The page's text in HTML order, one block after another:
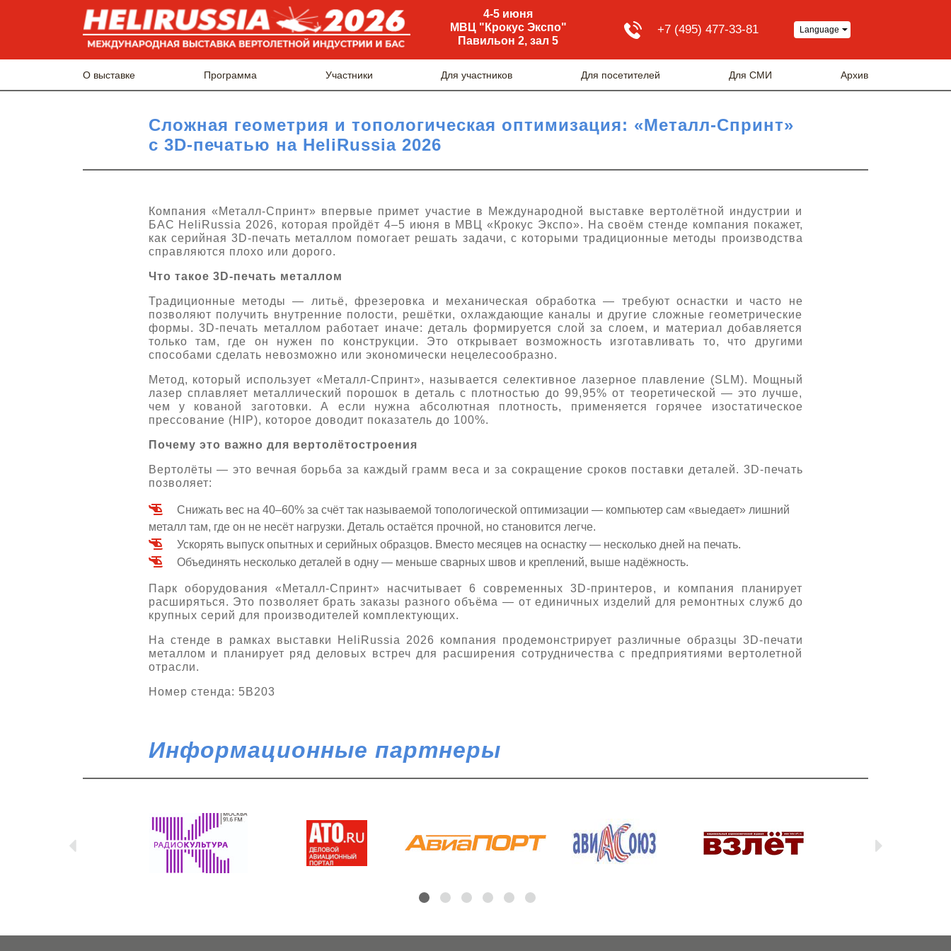
4-5 июня
МВЦ "Крокус Экспо"
Павильон 2, зал 5
+7 (495) 477-33-81 Language
О выставке Программа Участники Для участников Для посетителей Для СМИ Архив
Сложная геометрия и топологическая оптимизация: «Металл-Спринт»
с 3D-печатью на HeliRussia 2026
Компания «Металл-Спринт» впервые примет участие в Международной выставке вертолётной индустрии и
БАС HeliRussia 2026, которая пройдёт 4–5 июня в МВЦ «Крокус Экспо». На своём стенде компания покажет,
как серийная 3D-печать металлом помогает решать задачи, с которыми традиционные методы производства
справляются плохо или дорого.
Что такое 3 D-печать металлом
Традиционные методы — литьё, фрезеровка и механическая обработка — требуют оснастки и часто не
позволяют получить внутренние полости, решётки, охлаждающие каналы и другие сложные геометрические
формы. 3D-печать металлом работает иначе: деталь формируется слой за слоем, и материал добавляется
только там, где он нужен по конструкции. Это открывает возможность изготавливать то, что другими
способами сделать невозможно или экономически нецелесообразно.
Метод, который использует «Металл-Спринт», называется селективное лазерное плавление (SLM). Мощный
лазер сплавляет металлический порошок в деталь с плотностью до 99,95% от теоретической — это лучше,
чем у кованой заготовки. А если нужна абсолютная плотность, применяется горячее изостатическое
прессование (HIP), которое доводит показатель до 100%.
Почему это важно для вертолётостроения
Вертолёты — это вечная борьба за каждый грамм веса и за сокращение сроков поставки деталей. 3D-печать
позволяет:
Снижать вес на 40–60% за счёт так называемой топологической оптимизации — компьютер сам «выедает» лишний
металл там, где он не несёт нагрузки. Деталь остаётся прочной, но становится легче.
Ускорять выпуск опытных и серийных образцов. Вместо месяцев на оснастку — несколько дней на печать.
Объединять несколько деталей в одну — меньше сварных швов и креплений, выше надёжность.
Парк оборудования «Металл-Спринт» насчитывает 6 современных 3D-принтеров, и компания планирует
расширяться. Это позволяет брать заказы разного объёма — от единичных изделий для ремонтных служб до
крупных серий для производителей комплектующих.
На стенде в рамках выставки HeliRussia 2026 компания продемонстрирует различные образцы 3D-печати
металлом и планирует ряд деловых встреч для расширения сотрудничества с предприятиями вертолетной
отрасли.
Номер стенда: 5B203
Информационные партнеры